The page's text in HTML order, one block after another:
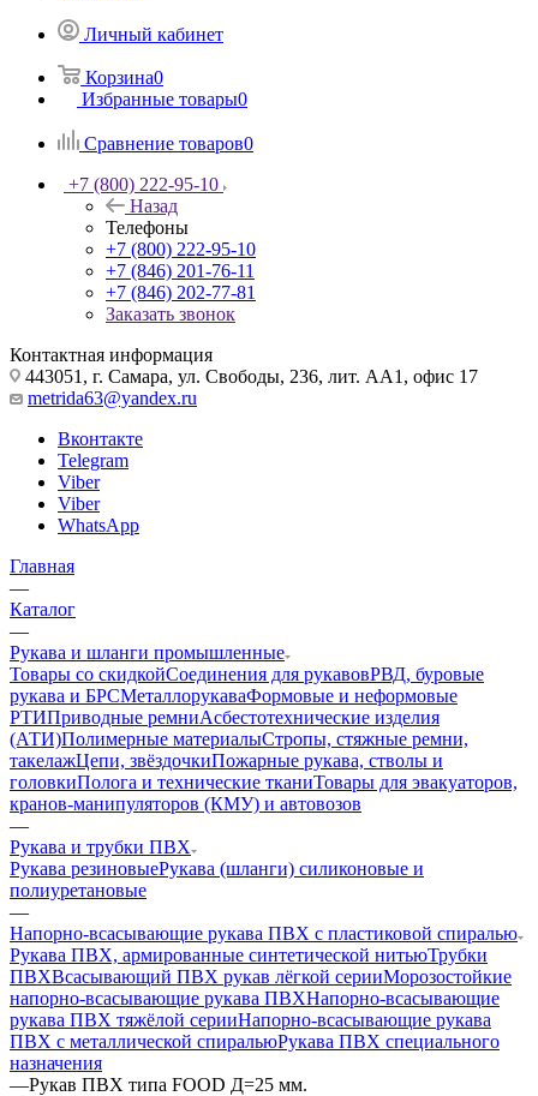
Личный кабинет
Корзина0
Избранные товары0
Сравнение товаров0
+7 (800) 222-95-10
Назад
Телефоны
+7 (800) 222-95-10
+7 (846) 201-76-11
+7 (846) 202-77-81
Заказать звонок
Контактная информация
443051, г. Самара, ул. Свободы, 236, лит. АА1, офис 17
metrida63@yandex.ru
Вконтакте
Telegram
Viber
Viber
WhatsApp
Главная
—
Каталог
—
Рукава и шланги промышленные
Товары со скидкойСоединения для рукавовРВД, буровые
рукава и БРСМеталлорукаваФормовые и неформовые
РТИПриводные ремниАсбестотехнические изделия
(АТИ)Полимерные материалыСтропы, стяжные ремни,
такелажЦепи, звёздочкиПожарные рукава, стволы и
головкиПолога и технические тканиТовары для эвакуаторов,
кранов-манипуляторов (КМУ) и автовозов
—
Рукава и трубки ПВХ
Рукава резиновыеРукава (шланги) силиконовые и
полиуретановые
—
Напорно-всасывающие рукава ПВХ с пластиковой спиралью
Рукава ПВХ, армированные синтетической нитьюТрубки
ПВХВсасывающий ПВХ рукав лёгкой серииМорозостойкие
напорно-всасывающие рукава ПВХНапорно-всасывающие
рукава ПВХ тяжёлой серииНапорно-всасывающие рукава
ПВХ с металлической спиральюРукава ПВХ специального
назначения
—Рукав ПВХ типа FOOD Д=25 мм.